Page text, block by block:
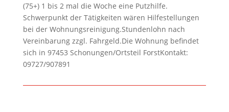
(75+) 1 bis 2 mal die Woche eine Putzhilfe.
Schwerpunkt der Tätigkeiten wären Hilfestellungen
bei der Wohnungsreinigung.Stundenlohn nach
Vereinbarung zzgl. Fahrgeld.Die Wohnung befindet
sich in 97453 Schonungen/Ortsteil ForstKontakt:
09727/907891